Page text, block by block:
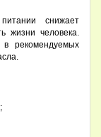
снижает
жизни человека.
в рекомендуемых